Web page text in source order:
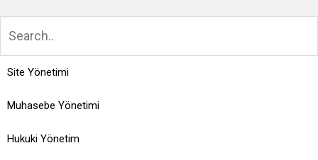
Site Yönetimi
Muhasebe Yönetimi
Hukuki Yönetim